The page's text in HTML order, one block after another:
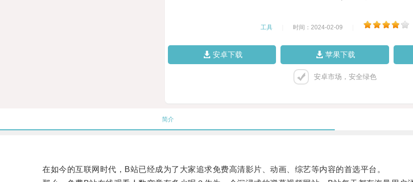
工具 时间：2024-02-09
安卓下载 苹果下载
安卓市场，安全绿色
简介
在如今的互联网时代，B站已经成为了大家追求免费高清影片、动画、综艺等内容的首选平台。